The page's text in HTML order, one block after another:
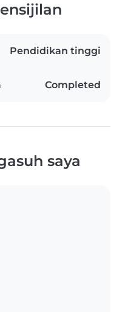
Pendidikan tinggi
Completed
saya